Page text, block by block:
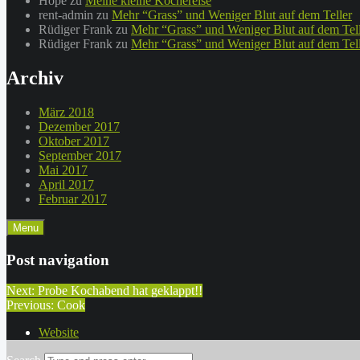
rent-admin zu Mehr “Grass” und Weniger Blut auf dem Teller
Rüdiger Frank zu Mehr “Grass” und Weniger Blut auf dem
Rüdiger Frank zu Mehr “Grass” und Weniger Blut auf dem
Archiv
März 2018
Dezember 2017
Oktober 2017
September 2017
Mai 2017
April 2017
Februar 2017
Menu
Post navigation
Next: Probe Kochabend hat geklappt!!
Previous: Cook
Website